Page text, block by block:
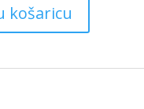
košaricu